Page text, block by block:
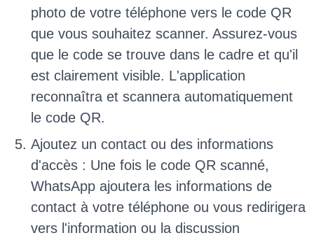
photo de votre téléphone vers le code QR
que vous souhaitez scanner. Assurez-vous
que le code se trouve dans le cadre et qu'il
est clairement visible. L'application
reconnaîtra et scannera automatiquement
le code QR.
Ajoutez un contact ou des informations
d'accès : Une fois le code QR scanné,
WhatsApp ajoutera les informations de
contact à votre téléphone ou vous redirigera
vers l'information ou la discussion